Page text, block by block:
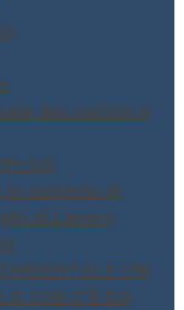
dei carichi e
in materia di
di Lavoro
UNI
CHE C’È DA